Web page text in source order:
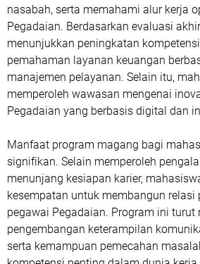
nasabah, serta memahami alur kerja
Pegadaian. Berdasarkan evaluasi
menunjukkan peningkatan
pemahaman layanan keuangan
manajemen pelayanan. Selain itu,
memperoleh wawasan mengenai
Pegadaian yang berbasis digital dan
Manfaat program magang bagi
signifikan. Selain memperoleh
menunjang kesiapan karier,
kesempatan untuk membangun relasi
pegawai Pegadaian. Program ini turut
pengembangan keterampilan
serta kemampuan pemecahan